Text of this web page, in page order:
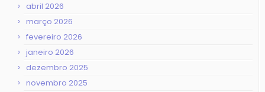
abril 2026
março 2026
fevereiro 2026
janeiro 2026
dezembro 2025
novembro 2025